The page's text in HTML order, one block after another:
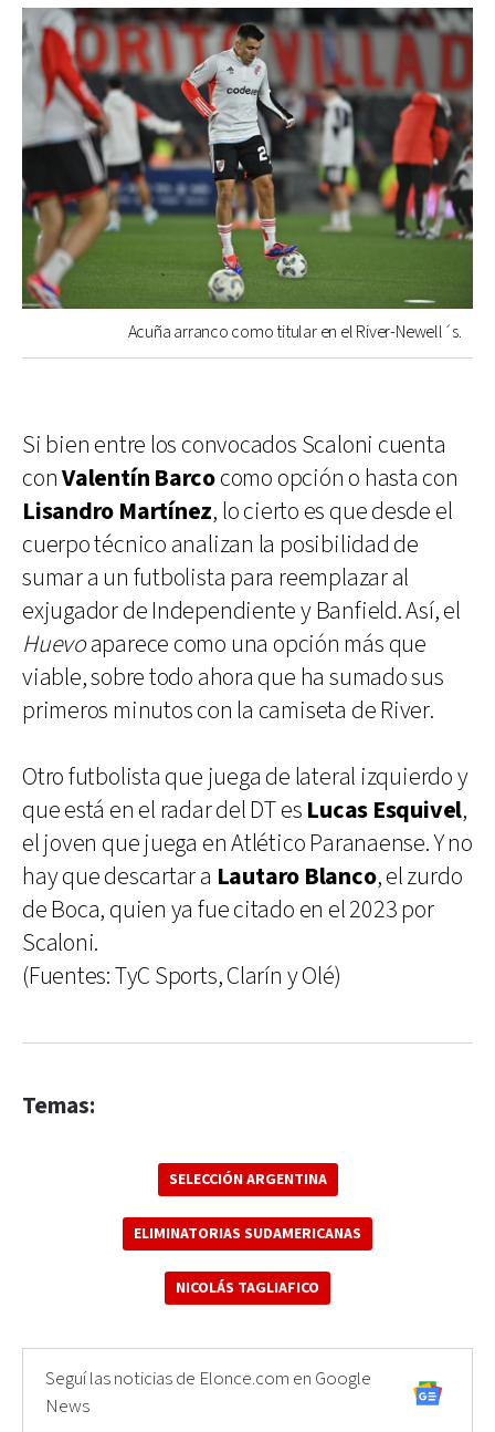
Acuña arranco como titular en el River-Newell´s.
Si bien entre los convocados Scaloni cuenta
conValentín Barcocomo opción o hasta con
Lisandro Martínez, lo cierto es que desde el
cuerpo técnico analizan la posibilidad de
sumar a un futbolista para reemplazar al
exjugador de Independiente y Banfield. Así, el
Huevoaparece como una opción más que
viable, sobre todo ahora que ha sumado sus
primeros minutos con la camiseta de River.
Otro futbolista que juega de lateral izquierdo y
que está en el radar del DT es Lucas Esquivel,
el joven que juega en Atlético Paranaense. Y no
hay que descartar a Lautaro Blanco, el zurdo
de Boca, quien ya fue citado en el 2023 por
Scaloni.
(Fuentes: TyC Sports, Clarín y Olé)
Temas:
SELECCIÓN ARGENTINA
ELIMINATORIAS SUDAMERICANAS
NICOLÁS TAGLIAFICO
Seguí las noticias de Elonce.com en Google
News